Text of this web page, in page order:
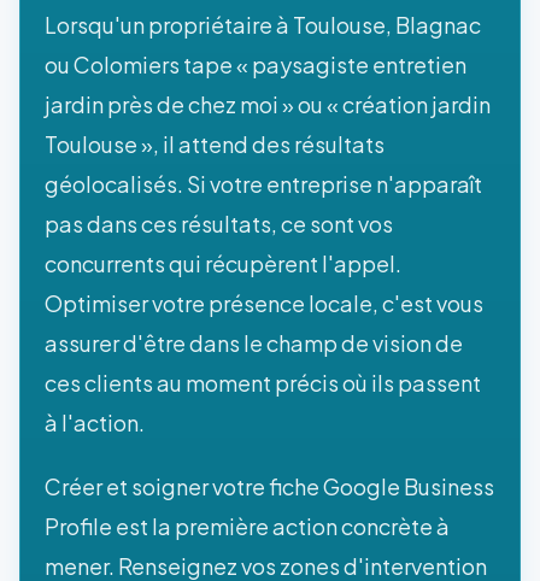
Lorsqu'un propriétaire à Toulouse, Blagnac
ou Colomiers tape « paysagiste entretien
jardin près de chez moi » ou « création jardin
Toulouse », il attend des résultats
géolocalisés. Si votre entreprise n'apparaît
pas dans ces résultats, ce sont vos
concurrents qui récupèrent l'appel.
Optimiser votre présence locale, c'est vous
assurer d'être dans le champ de vision de
ces clients au moment précis où ils passent
à l'action.
Créer et soigner votre fiche Google Business
Profile est la première action concrète à
mener. Renseignez vos zones d'intervention